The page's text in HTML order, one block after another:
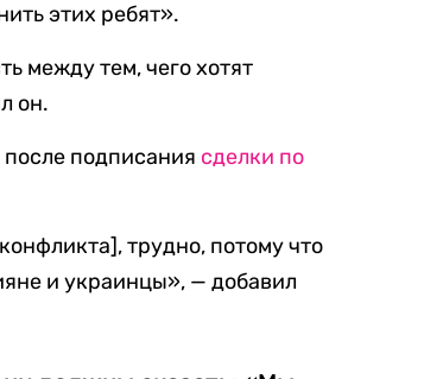
этих ребят».
между тем, чего хотят
он.
подписания сделки по
трудно, потому что
и украинцы», — добавил